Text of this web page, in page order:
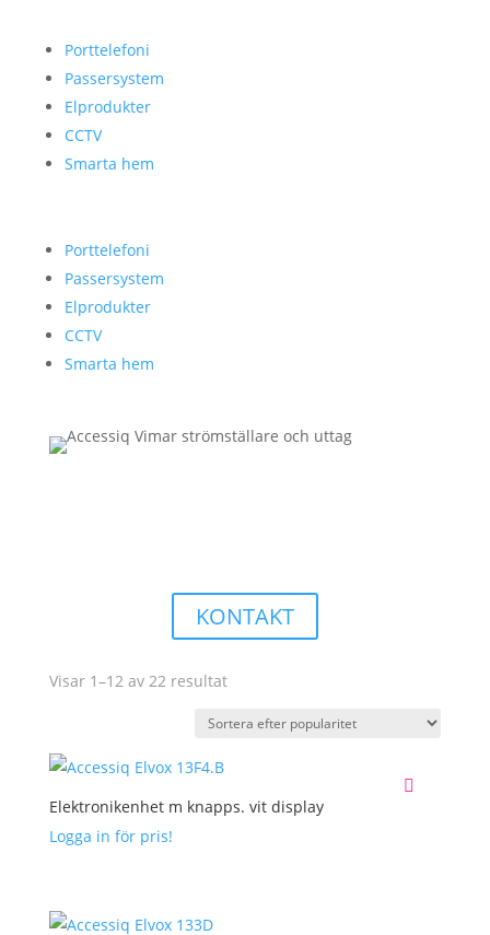
Porttelefoni
Passersystem
Elprodukter
CCTV
Smarta hem
Porttelefoni
Passersystem
Elprodukter
CCTV
Smarta hem
KONTAKT
Visar 1–12 av 22 resultatSortera
popularitet
Elektronikenhet m knapps. vit display
Logga in för pris!